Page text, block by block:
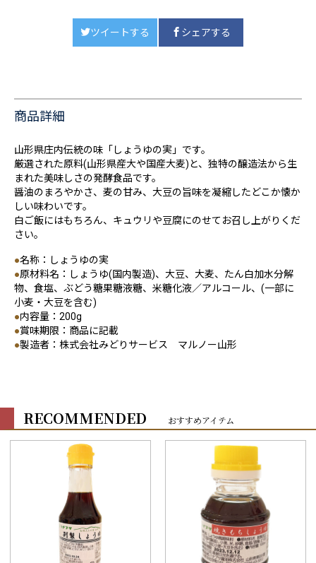
ツイートする シェアする
商品詳細
山形県庄内伝統の味「しょうゆの実」です。
厳選された原料(山形県産大や国産大麦)と、独特の醸造法から生
まれた美味しさの発酵食品です。
醤油のまろやかさ、麦の甘み、大豆の旨味を凝縮したどこか懐か
しい味わいです。
白ご飯にはもちろん、キュウリや豆腐にのせてお召し上がりくだ
さい。
●名称：しょうゆの実
●原材料名：しょうゆ(国内製造)、大豆、大麦、たん白加水分解
物、食塩、ぶどう糖果糖液糖、米糖化液／アルコール、(一部に
小麦・大豆を含む)
●内容量：200g
●賞味期限：商品に記載
●製造者：株式会社みどりサービス マルノー山形
RECOMMENDED おすすめアイテム